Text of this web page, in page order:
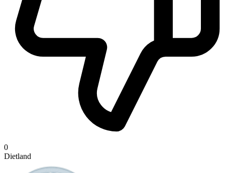
0
Dietland